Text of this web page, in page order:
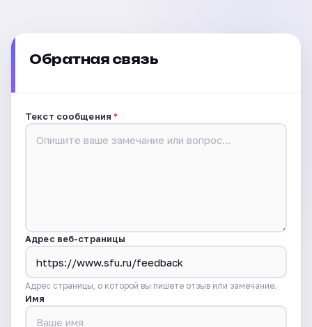
Обратная связь
Текст сообщения*
Адрес веб-страницы
Адрес страницы, о которой вы пишете отзыв или замечание.
Имя